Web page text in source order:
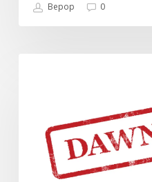
Bepop 0